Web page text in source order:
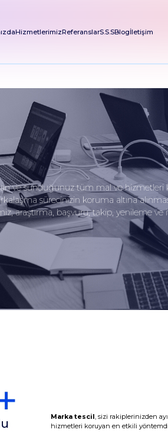
HizmetlerimizReferanslarS.S.SBlogİletişim
ve sunduğunuz tüm mal ve
sürecinizin koruma altına
araştırma, başvuru, takip, yenileme
Marka tescil , sizi rakiplerinizden
hizmetleri koruyan en etkili